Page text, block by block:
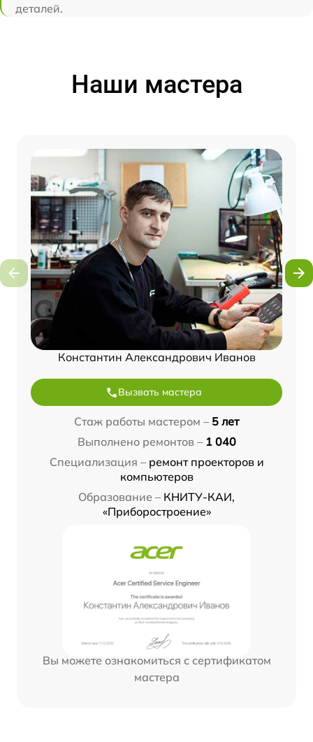
деталей.
Наши мастера
Константин Александрович Иванов
Вызвать мастера
Стаж работы мастером – 5 лет
Выполнено ремонтов – 1 040
Специализация – ремонт проекторов и
компьютеров
Образование – КНИТУ-КАИ,
«Приборостроение»
Вы можете ознакомиться с сертификатом
мастера